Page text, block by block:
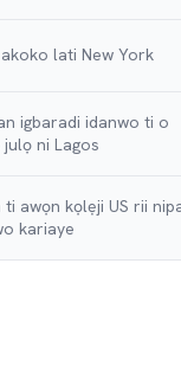
lati New York
igbaradi idanwo ti o
julọ ni Lagos
ti awọn kọlẹji US rii
kariaye